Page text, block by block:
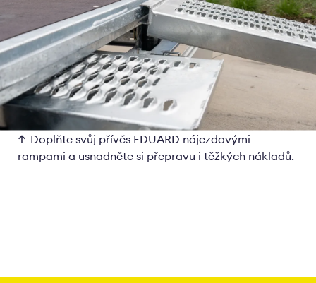
Doplňte svůj přívěs EDUARD nájezdovými
rampami a usnadněte si přepravu i těžkých nákladů.